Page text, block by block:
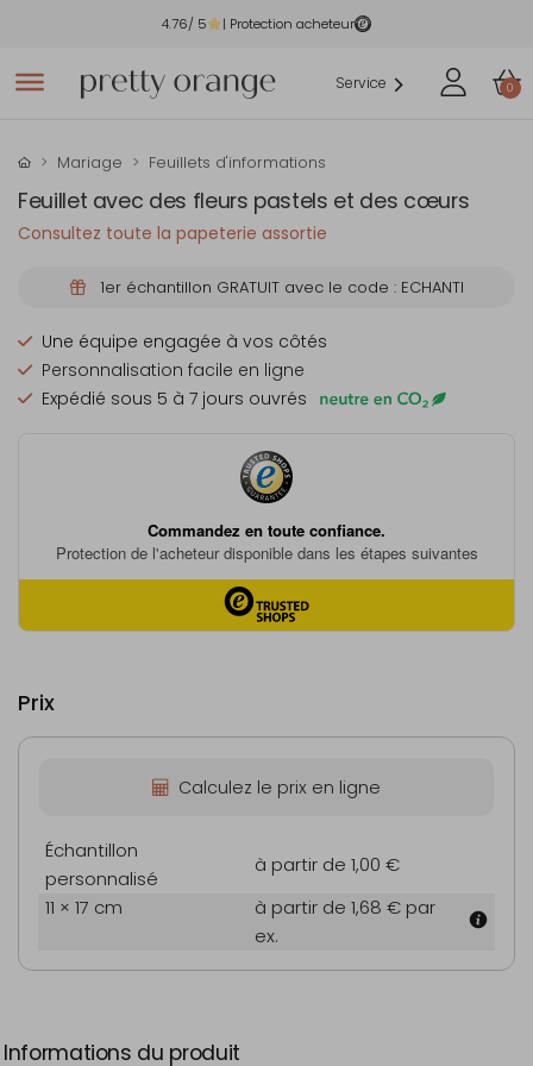
4.76/ 5 | Protection acheteur
Service 0
Mariage Feuillets d'informations
Feuillet avec des fleurs pastels et des cœurs
Consultez toute la papeterie assortie
1er échantillon GRATUIT avec le code : ECHANTI
Une équipe engagée à vos côtés
Personnalisation facile en ligne
Expédié sous 5 à 7 jours ouvrés
Prix
Calculez le prix en ligne
Échantillon
personnalisé
à partir de 1,00 €
11 × 17 cm
à partir de 1,68 € par
ex.
Informations du produit